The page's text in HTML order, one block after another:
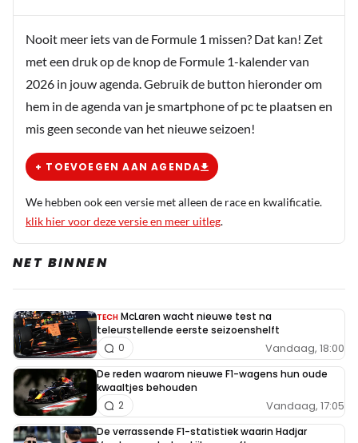
Nooit meer iets van de Formule 1 missen? Dat kan! Zet
met een druk op de knop de Formule 1-kalender van
2026 in jouw agenda. Gebruik de button hieronder om
hem in de agenda van je smartphone of pc te plaatsen en
mis geen seconde van het nieuwe seizoen!
+ TOEVOEGEN AAN AGENDA
We hebben ook een versie met alleen de race en kwalificatie.
klik hier voor deze versie en meer uitleg.
NET BINNEN
TECH McLaren wacht nieuwe test na
teleurstellende eerste seizoenshelft
Vandaag, 18:00
0
De reden waarom nieuwe F1-wagens hun oude
kwaaltjes behouden
Vandaag, 17:05
2
De verrassende F1-statistiek waarin Hadjar